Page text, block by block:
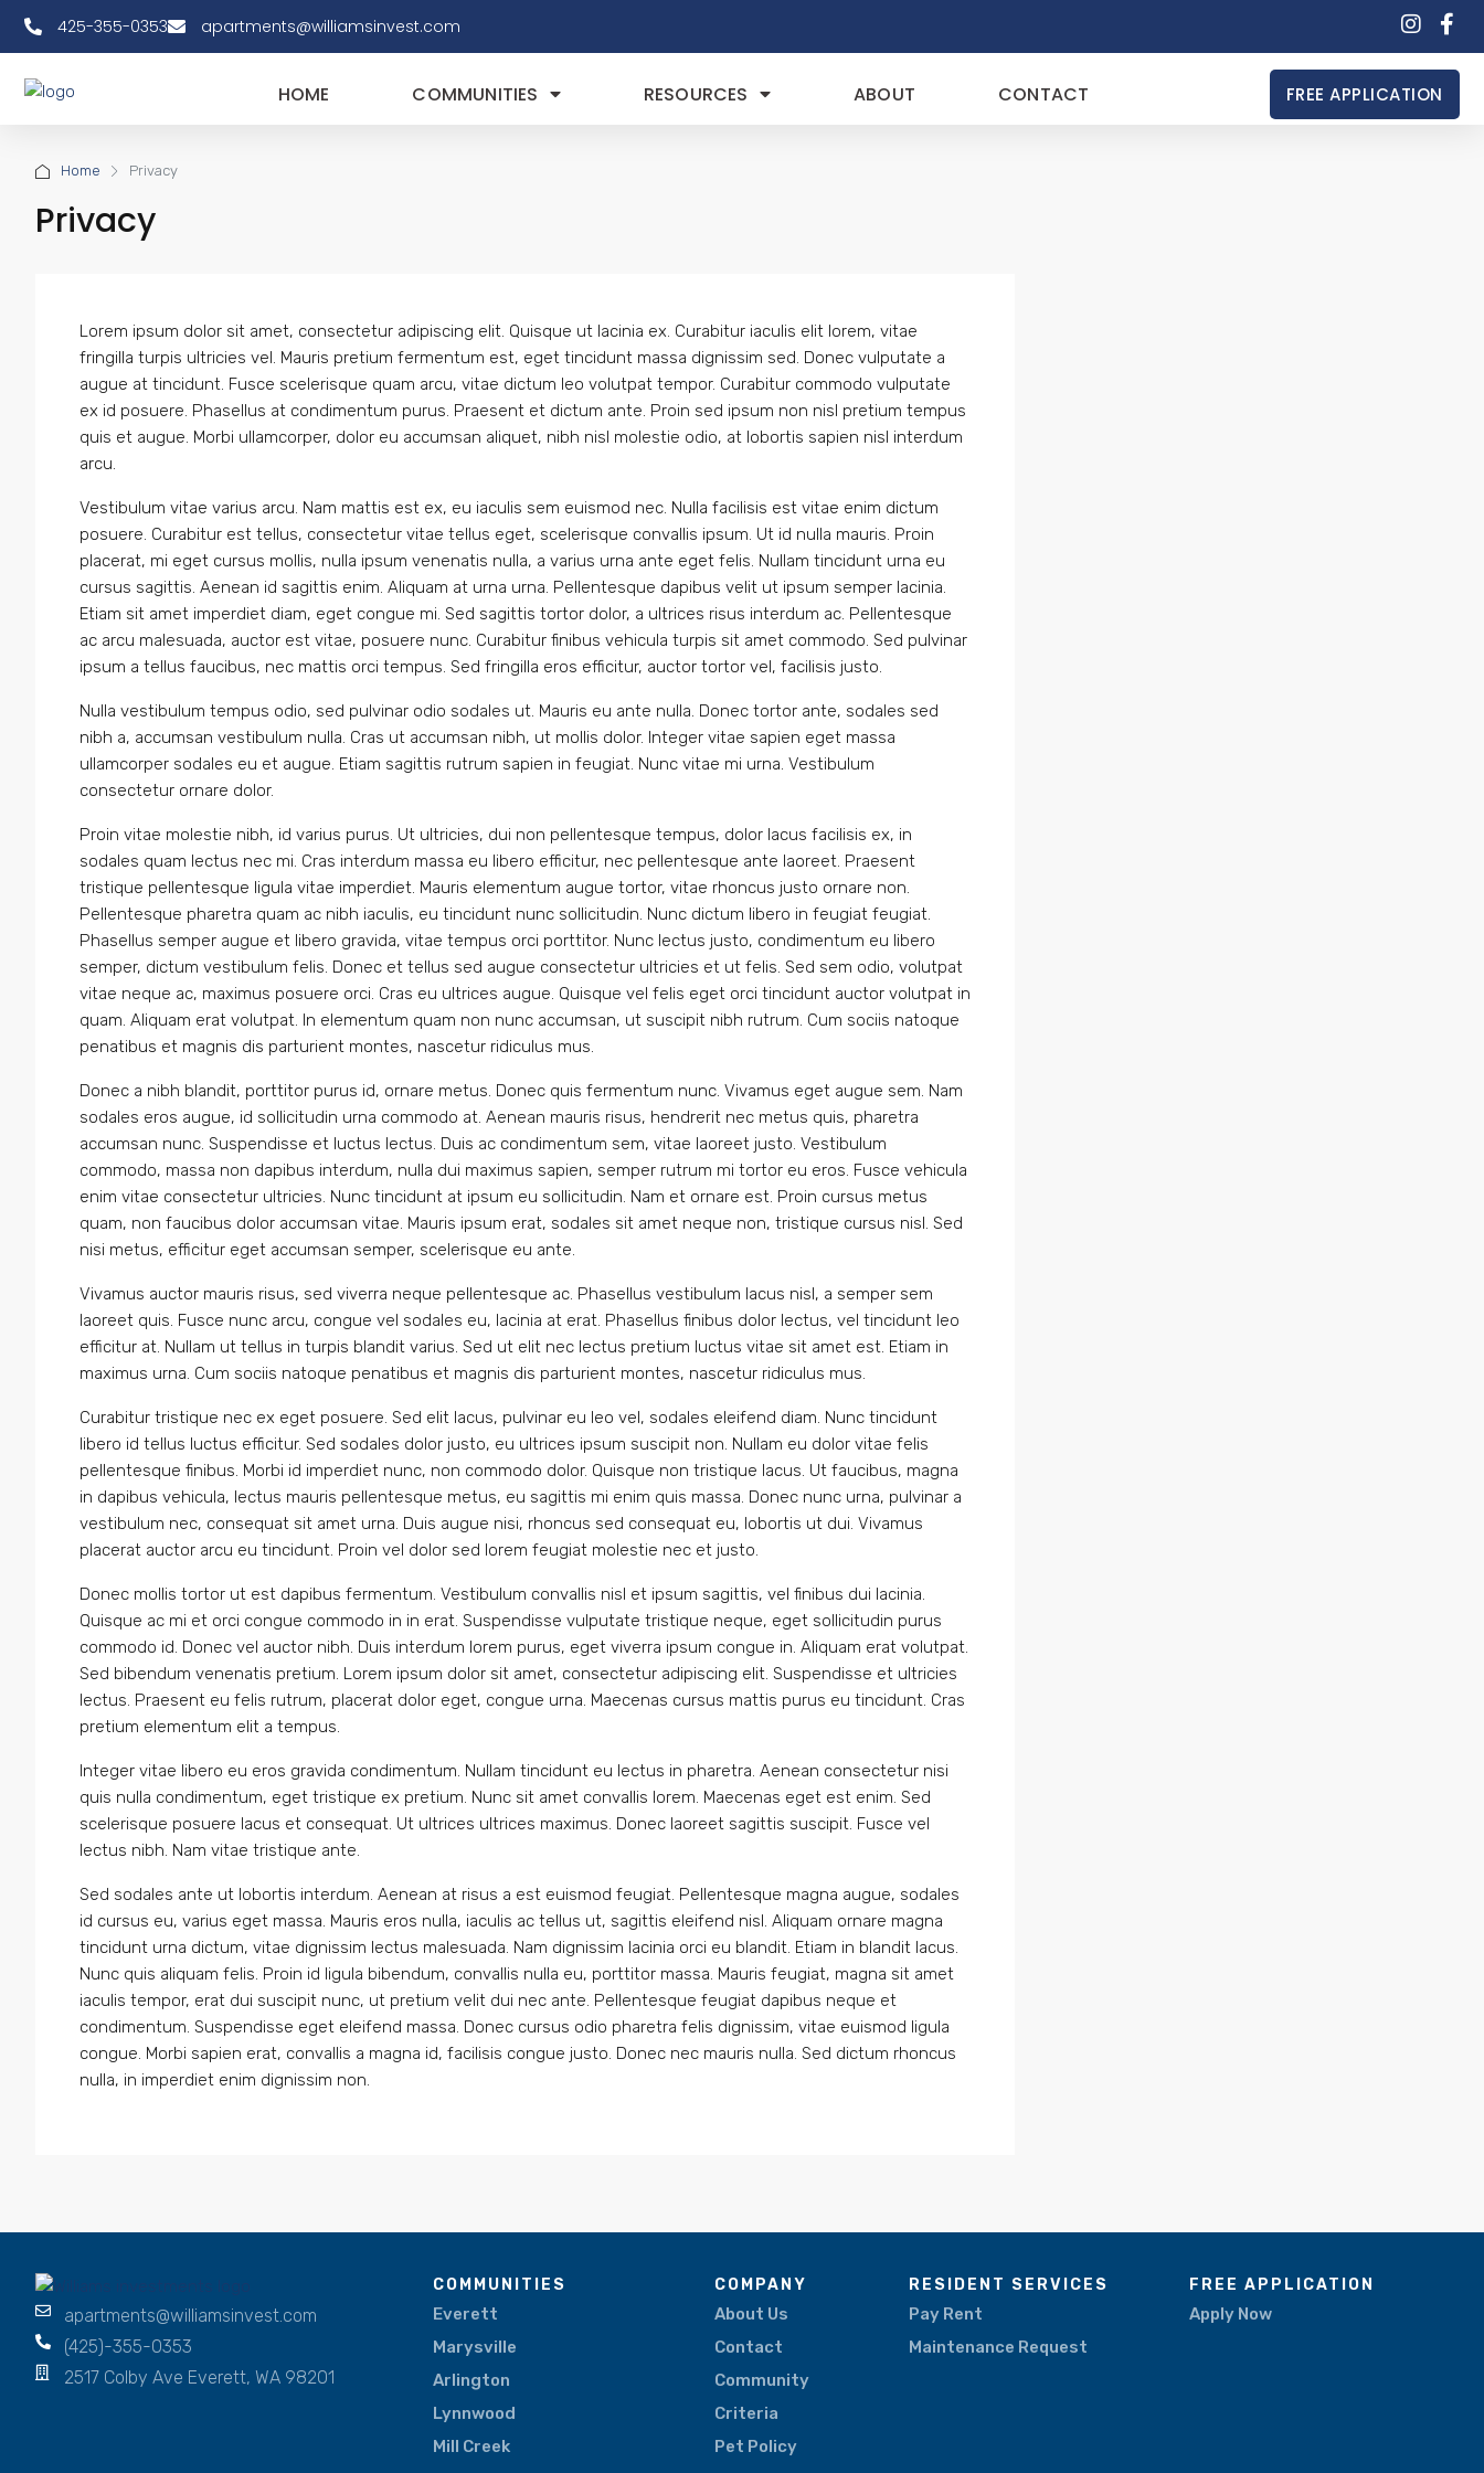
425-355-0353 apartments@williamsinvest.com
HOME COMMUNITIES RESOURCES ABOUT CONTACT FREE APPLICATION
Home Privacy
Privacy
Lorem ipsum dolor sit amet, consectetur adipiscing elit. Quisque ut lacinia ex. Curabitur iaculis elit lorem, vitae
fringilla turpis ultricies vel. Mauris pretium fermentum est, eget tincidunt massa dignissim sed. Donec vulputate a
augue at tincidunt. Fusce scelerisque quam arcu, vitae dictum leo volutpat tempor. Curabitur commodo vulputate
ex id posuere. Phasellus at condimentum purus. Praesent et dictum ante. Proin sed ipsum non nisl pretium tempus
quis et augue. Morbi ullamcorper, dolor eu accumsan aliquet, nibh nisl molestie odio, at lobortis sapien nisl interdum
arcu.
Vestibulum vitae varius arcu. Nam mattis est ex, eu iaculis sem euismod nec. Nulla facilisis est vitae enim dictum
posuere. Curabitur est tellus, consectetur vitae tellus eget, scelerisque convallis ipsum. Ut id nulla mauris. Proin
placerat, mi eget cursus mollis, nulla ipsum venenatis nulla, a varius urna ante eget felis. Nullam tincidunt urna eu
cursus sagittis. Aenean id sagittis enim. Aliquam at urna urna. Pellentesque dapibus velit ut ipsum semper lacinia.
Etiam sit amet imperdiet diam, eget congue mi. Sed sagittis tortor dolor, a ultrices risus interdum ac. Pellentesque
ac arcu malesuada, auctor est vitae, posuere nunc. Curabitur finibus vehicula turpis sit amet commodo. Sed pulvinar
ipsum a tellus faucibus, nec mattis orci tempus. Sed fringilla eros efficitur, auctor tortor vel, facilisis justo.
Nulla vestibulum tempus odio, sed pulvinar odio sodales ut. Mauris eu ante nulla. Donec tortor ante, sodales sed
nibh a, accumsan vestibulum nulla. Cras ut accumsan nibh, ut mollis dolor. Integer vitae sapien eget massa
ullamcorper sodales eu et augue. Etiam sagittis rutrum sapien in feugiat. Nunc vitae mi urna. Vestibulum
consectetur ornare dolor.
Proin vitae molestie nibh, id varius purus. Ut ultricies, dui non pellentesque tempus, dolor lacus facilisis ex, in
sodales quam lectus nec mi. Cras interdum massa eu libero efficitur, nec pellentesque ante laoreet. Praesent
tristique pellentesque ligula vitae imperdiet. Mauris elementum augue tortor, vitae rhoncus justo ornare non.
Pellentesque pharetra quam ac nibh iaculis, eu tincidunt nunc sollicitudin. Nunc dictum libero in feugiat feugiat.
Phasellus semper augue et libero gravida, vitae tempus orci porttitor. Nunc lectus justo, condimentum eu libero
semper, dictum vestibulum felis. Donec et tellus sed augue consectetur ultricies et ut felis. Sed sem odio, volutpat
vitae neque ac, maximus posuere orci. Cras eu ultrices augue. Quisque vel felis eget orci tincidunt auctor volutpat in
quam. Aliquam erat volutpat. In elementum quam non nunc accumsan, ut suscipit nibh rutrum. Cum sociis natoque
penatibus et magnis dis parturient montes, nascetur ridiculus mus.
Donec a nibh blandit, porttitor purus id, ornare metus. Donec quis fermentum nunc. Vivamus eget augue sem. Nam
sodales eros augue, id sollicitudin urna commodo at. Aenean mauris risus, hendrerit nec metus quis, pharetra
accumsan nunc. Suspendisse et luctus lectus. Duis ac condimentum sem, vitae laoreet justo. Vestibulum
commodo, massa non dapibus interdum, nulla dui maximus sapien, semper rutrum mi tortor eu eros. Fusce vehicula
enim vitae consectetur ultricies. Nunc tincidunt at ipsum eu sollicitudin. Nam et ornare est. Proin cursus metus
quam, non faucibus dolor accumsan vitae. Mauris ipsum erat, sodales sit amet neque non, tristique cursus nisl. Sed
nisi metus, efficitur eget accumsan semper, scelerisque eu ante.
Vivamus auctor mauris risus, sed viverra neque pellentesque ac. Phasellus vestibulum lacus nisl, a semper sem
laoreet quis. Fusce nunc arcu, congue vel sodales eu, lacinia at erat. Phasellus finibus dolor lectus, vel tincidunt leo
efficitur at. Nullam ut tellus in turpis blandit varius. Sed ut elit nec lectus pretium luctus vitae sit amet est. Etiam in
maximus urna. Cum sociis natoque penatibus et magnis dis parturient montes, nascetur ridiculus mus.
Curabitur tristique nec ex eget posuere. Sed elit lacus, pulvinar eu leo vel, sodales eleifend diam. Nunc tincidunt
libero id tellus luctus efficitur. Sed sodales dolor justo, eu ultrices ipsum suscipit non. Nullam eu dolor vitae felis
pellentesque finibus. Morbi id imperdiet nunc, non commodo dolor. Quisque non tristique lacus. Ut faucibus, magna
in dapibus vehicula, lectus mauris pellentesque metus, eu sagittis mi enim quis massa. Donec nunc urna, pulvinar a
vestibulum nec, consequat sit amet urna. Duis augue nisi, rhoncus sed consequat eu, lobortis ut dui. Vivamus
placerat auctor arcu eu tincidunt. Proin vel dolor sed lorem feugiat molestie nec et justo.
Donec mollis tortor ut est dapibus fermentum. Vestibulum convallis nisl et ipsum sagittis, vel finibus dui lacinia.
Quisque ac mi et orci congue commodo in in erat. Suspendisse vulputate tristique neque, eget sollicitudin purus
commodo id. Donec vel auctor nibh. Duis interdum lorem purus, eget viverra ipsum congue in. Aliquam erat volutpat.
Sed bibendum venenatis pretium. Lorem ipsum dolor sit amet, consectetur adipiscing elit. Suspendisse et ultricies
lectus. Praesent eu felis rutrum, placerat dolor eget, congue urna. Maecenas cursus mattis purus eu tincidunt. Cras
pretium elementum elit a tempus.
Integer vitae libero eu eros gravida condimentum. Nullam tincidunt eu lectus in pharetra. Aenean consectetur nisi
quis nulla condimentum, eget tristique ex pretium. Nunc sit amet convallis lorem. Maecenas eget est enim. Sed
scelerisque posuere lacus et consequat. Ut ultrices ultrices maximus. Donec laoreet sagittis suscipit. Fusce vel
lectus nibh. Nam vitae tristique ante.
Sed sodales ante ut lobortis interdum. Aenean at risus a est euismod feugiat. Pellentesque magna augue, sodales
id cursus eu, varius eget massa. Mauris eros nulla, iaculis ac tellus ut, sagittis eleifend nisl. Aliquam ornare magna
tincidunt urna dictum, vitae dignissim lectus malesuada. Nam dignissim lacinia orci eu blandit. Etiam in blandit lacus.
Nunc quis aliquam felis. Proin id ligula bibendum, convallis nulla eu, porttitor massa. Mauris feugiat, magna sit amet
iaculis tempor, erat dui suscipit nunc, ut pretium velit dui nec ante. Pellentesque feugiat dapibus neque et
condimentum. Suspendisse eget eleifend massa. Donec cursus odio pharetra felis dignissim, vitae euismod ligula
congue. Morbi sapien erat, convallis a magna id, facilisis congue justo. Donec nec mauris nulla. Sed dictum rhoncus
nulla, in imperdiet enim dignissim non.
apartments@williamsinvest.com
(425)-355-0353
2517 Colby Ave Everett, WA 98201
COMMUNITIES
Everett
Marysville
Arlington
Lynnwood
Mill Creek
COMPANY
About Us
Contact
Community
Criteria
Pet Policy
RESIDENT SERVICES
Pay Rent
Maintenance Request
FREE APPLICATION
Apply Now